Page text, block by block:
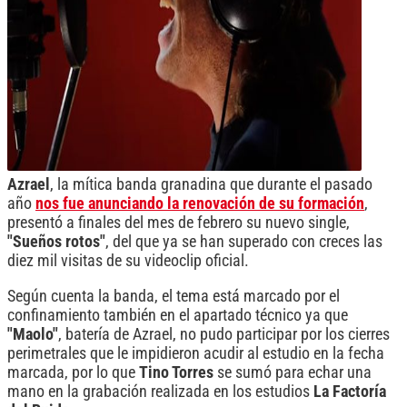
Azrael , la mítica banda granadina que durante el pasado
año nos fue anunciando la renovación de su formación,
presentó a finales del mes de febrero su nuevo single,
"Sueños rotos", del que ya se han superado con creces las
diez mil visitas de su videoclip oficial.
Según cuenta la banda, el tema está marcado por el
confinamiento también en el apartado técnico ya que
"Maolo", batería de Azrael, no pudo participar por los cierres
perimetrales que le impidieron acudir al estudio en la fecha
marcada, por lo que Tino Torres se sumó para echar una
mano en la grabación realizada en los estudios La Factoría